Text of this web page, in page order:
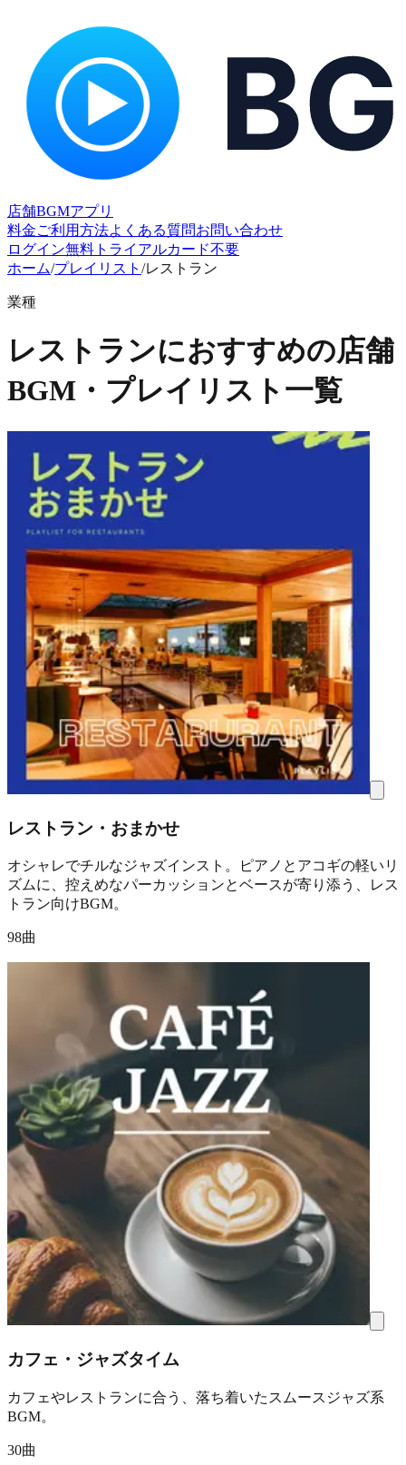
店舗BGMアプリ
料金ご利用方法よくある質問お問い合わせ
ログイン無料トライアルカード不要
ホーム/プレイリスト /レストラン
業種
レストランにおすすめの店舗
BGM・プレイリスト一覧
レストラン・おまかせ
オシャレでチルなジャズインスト。ピアノとアコギの軽いリ
ズムに、控えめなパーカッションとベースが寄り添う、レス
トラン向けBGM。
98曲
カフェ・ジャズタイム
カフェやレストランに合う、落ち着いたスムースジャズ系
BGM。
30曲